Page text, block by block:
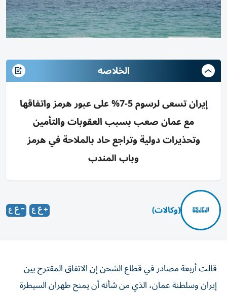
الخلاصه
إيران تسعى لرسوم 5-7% على عبور هرمز واتفاقها
مع عمان صعب بسبب العقوبات والتأمين
وتحذيرات دولية وتراجع حاد بالملاحة في هرمز
وباب المندب
(وكالات)
قالت أربعة مصادر في قطاع الشحن إن الاتفاق المقترح بين
إيران وسلطنة عمان، الذي من ‌شأنه أن يمنح طهران السيطرة